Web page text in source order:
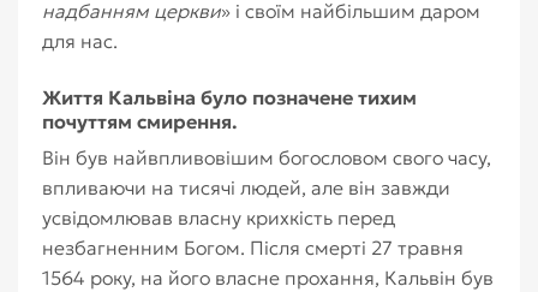
надбанням церкви» і своїм найбільшим даром
для нас.
Життя Кальвіна було позначене тихим
почуттям смирення.
Він був найвпливовішим богословом свого часу,
впливаючи на тисячі людей, але він завжди
усвідомлював власну крихкість перед
незбагненним Богом. Після смерті 27 травня
1564 року, на його власне прохання, Кальвін був